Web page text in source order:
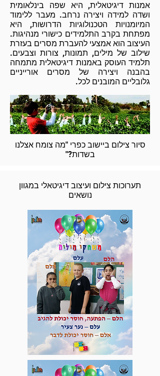
אמנות דיגיטאלית, היא שפה בינלאומית
ושדה למידה ויצירה נרחב. מעבר ללימוד
המיומנויות הטכנולוגיות הדרושות, היא
מפתחת בקרב התלמידים כישורי מנהיגות.
העיצוב הוא אמצעי להעברת מסרים בעזרת
שילוב של מילים, תמונות, צורות וצבעים.
תלמיד העוסק באמנות דיגיטאלית מתמחה
בהבנה ויצירה של מסרים אורייניים
גלובליים המובנים לכל.
סיור צילום ביישוב כפרי "מה צומח אצלנו
בשדות?"
תערוכות צילום ועיצוב דיגיטאלי במגוון
נושאים